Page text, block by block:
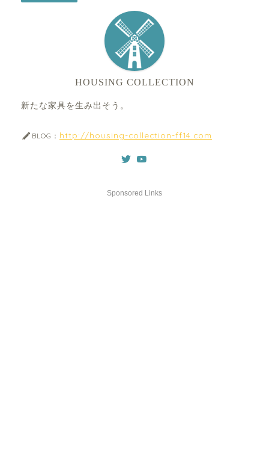
HOUSING COLLECTION
新たな家具を生み出そう。
BLOG： http://housing-collection-ff14.com
Sponsored Links